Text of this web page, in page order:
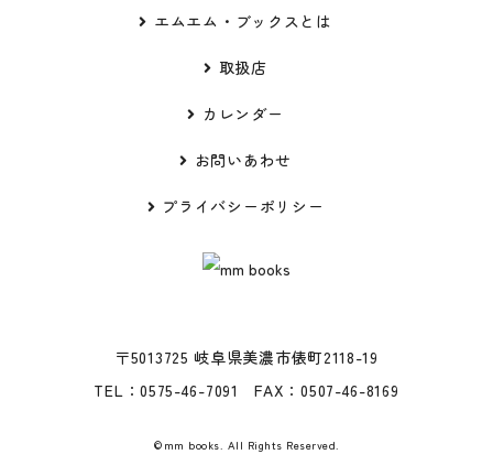
エムエム・ブックスとは
取扱店
カレンダー
お問いあわせ
プライバシーポリシー
〒5013725 岐阜県美濃市俵町2118-19
TEL：0575-46-7091 FAX：0507-46-8169
©mm books. All Rights Reserved.